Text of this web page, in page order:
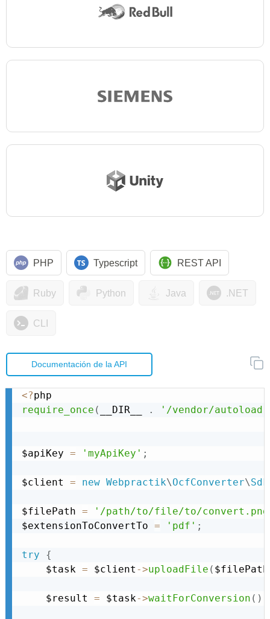
PHP Typescript REST API
Ruby Python Java .NET
CLI
Documentación de la API
<?
require_once ( __DIR__ . '/vendor/
$apiKey = 'myApiKey' ;
$client = new Webpractik\OcfConverter\Sdk
$filePath =
'/path/to/file/to/
$extensionToConvertTo = 'pdf' ;
try
{
    $task
= $client ->uploadFile ( $filePath
    $result
= $task->waitForConversion ( )